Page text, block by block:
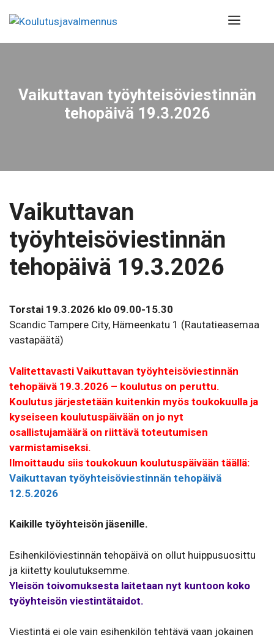
sisältöön
Vaikuttavan työyhteisöviestinnän
tehopäivä 19.3.2026
Vaikuttavan
työyhteisöviestinnän
tehopäivä 19.3.2026
Torstai 19.3.2026 klo 09.00-15.30
Scandic Tampere City, Hämeenkatu 1 (Rautatieasemaa
vastapäätä)
Valitettavasti Vaikuttavan työyhteisöviestinnän
tehopäivä 19.3.2026 – koulutus on peruttu.
Koulutus järjestetään kuitenkin myös toukokuulla ja
kyseiseen koulutuspäivään on jo nyt
osallistujamäärä on riittävä toteutumisen
varmistamiseksi.
Ilmoittaudu siis toukokuun koulutuspäivään täällä:
Vaikuttavan työyhteisöviestinnän tehopäivä
12.5.2026
Kaikille työyhteisön jäsenille.
Esihenkilöviestinnän tehopäivä on ollut huippusuosittu
ja kiitetty koulutuksemme.
Yleisön toivomuksesta laitetaan nyt kuntoon koko
työyhteisön viestintätaidot.
Viestintä ei ole vain esihenkilön tehtävä vaan jokainen